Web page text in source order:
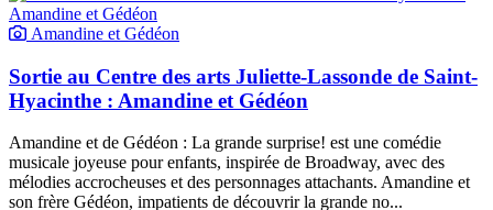
Amandine et Gédéon
Sortie au Centre des arts Juliette-Lassonde de Saint-
Hyacinthe : Amandine et Gédéon
Amandine et de Gédéon : La grande surprise! est une comédie
musicale joyeuse pour enfants, inspirée de Broadway, avec des
mélodies accrocheuses et des personnages attachants. Amandine et
son frère Gédéon, impatients de découvrir la grande no...